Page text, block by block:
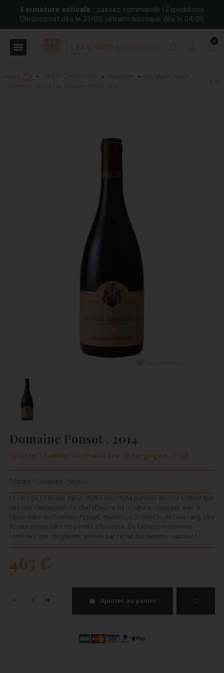
Fermeture estivale : passez commande ! Expéditions
Chronopost dès le 31/08, retraits boutique dès le 04/09.
Domaine Ponsot , 2014
Griotte-Chambertin Grand Cru , Bourgogne , 75cl
Eclatant / Croquant / Séveux
Le Clos de La Roche est un mythe issu d’une parcelle d’où ne sortent que
des vins d’exception. Ce chef d’œuvre de la nature, conjugué avec le
savoir-faire du Domaine Ponsot, devient un Grand Cru de haut rang. Une
écoute particulière est portée à la nature. De faibles rendements
conférent une complexité animée par l’éclat des tannins : captivant !
465 €
Ajouter au panier